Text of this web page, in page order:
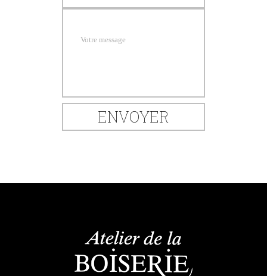
Votre message